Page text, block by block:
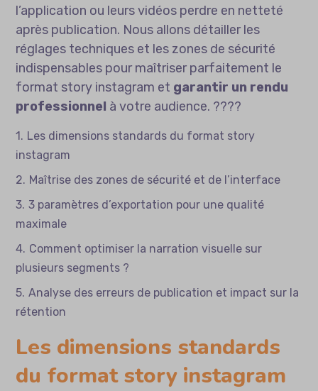
l’application ou leurs vidéos perdre en netteté
après publication. Nous allons détailler les
réglages techniques et les zones de sécurité
indispensables pour maîtriser parfaitement le
format story instagram et garantir un rendu
professionnel à votre audience. ????
Les dimensions standards du format story
instagram
Maîtrise des zones de sécurité et de l’interface
3 paramètres d’exportation pour une qualité
maximale
Comment optimiser la narration visuelle sur
plusieurs segments ?
Analyse des erreurs de publication et impact sur la
rétention
Les dimensions standards
du format story instagram